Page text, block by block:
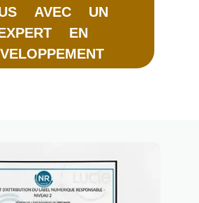
AVEC UN
EN